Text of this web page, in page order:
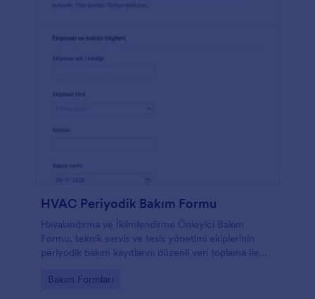
HVAC Periyodik Bakım Formu
Havalandırma ve İklimlendirme Önleyici Bakım
Formu, teknik servis ve tesis yönetimi ekiplerinin
periyodik bakım kayıtlarını düzenli veri toplama ile
etmesine yardımcı olur.
Go to Category:
Bakım Formları